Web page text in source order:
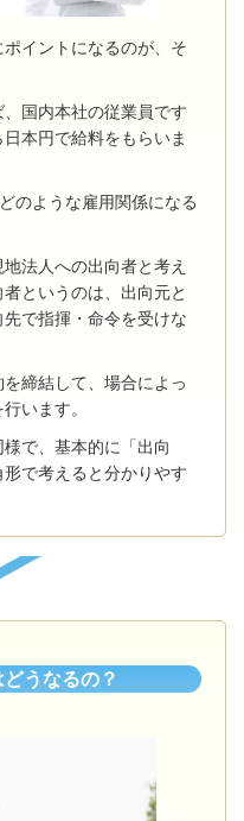
イントになるのが、そ
国内本社の従業員です
本円で給料をもらいま
のような雇用関係になる
法人への出向者と考え
というのは、出向元と
で指揮・命令を受けな
締結して、場合によっ
います。
で、基本的に「出向
で考えると分かりやす
うなるの？